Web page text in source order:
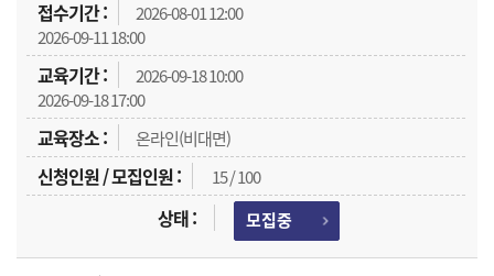
2026-08-01 12:00
2026-09-11 18:00
2026-09-18 10:00
2026-09-18 17:00
온라인(비대면)
15 / 100
모집중